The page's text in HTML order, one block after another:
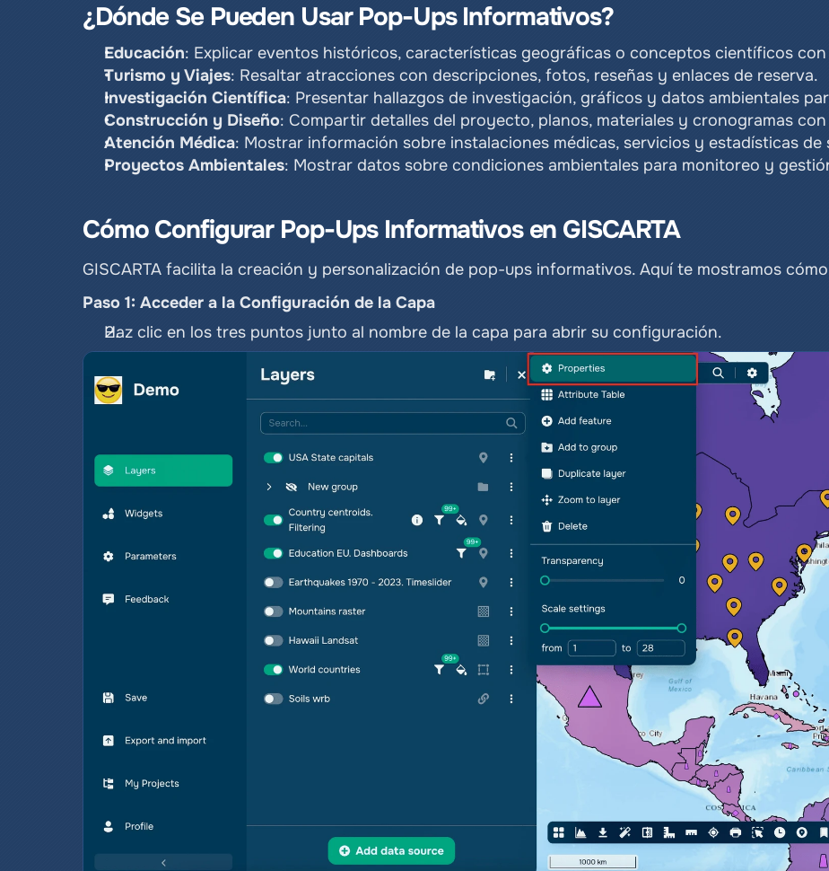
¿Dónde Se Pueden Usar Pop-Ups Informativos?
Educación: Explicar eventos históricos, características geográficas o conceptos científicos
Turismo y Viajes: Resaltar atracciones con descripciones, fotos, reseñas y enlaces de reserva.
Investigación Científica: Presentar hallazgos de investigación, gráficos y datos ambientales
Construcción y Diseño: Compartir detalles del proyecto, planos, materiales y cronogramas
Atención Médica: Mostrar información sobre instalaciones médicas, servicios y estadísticas de
Proyectos Ambientales: Mostrar datos sobre condiciones ambientales para monitoreo y
Cómo Configurar Pop-Ups Informativos en GISCARTA
GISCARTA facilita la creación y personalización de pop-ups informativos. Aquí te mostramos
Paso 1: Acceder a la Configuración de la Capa
Haz clic en los tres puntos junto al nombre de la capa para abrir su configuración.